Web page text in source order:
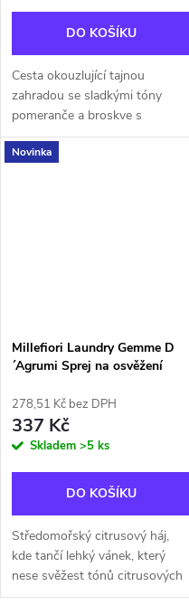
DO KOŠÍKU
Cesta okouzlující tajnou
zahradou se sladkými tóny
pomeranče a broskve s
překvapivými květinovými
nuancemi. Svěží zelené tóny
Novinka
Millefiori Laundry Gemme D
´Agrumi Sprej na osvěžení
278,51 Kč bez DPH
337 Kč
Skladem >5 ks
DO KOŠÍKU
Středomořský citrusový háj,
kde tančí lehký vánek, který
nese svěžest tónů citrusových
plodů inspirovaných citronem a